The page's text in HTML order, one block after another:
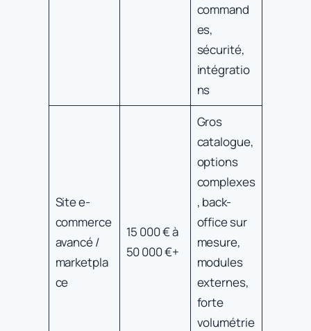
command
es,
sécurité,
intégratio
ns
Site e-
commerce
avancé /
marketpla
ce
15 000 € à
50 000 €+
Gros
catalogue,
options
complexes
, back-
office sur
mesure,
modules
externes,
forte
volumétrie